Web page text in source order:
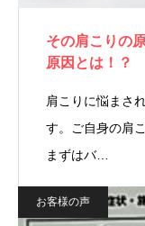
その肩こりの
原因とは！？
肩こりに悩まさ
す。ご自身の肩
まずはバ…
お客様の声